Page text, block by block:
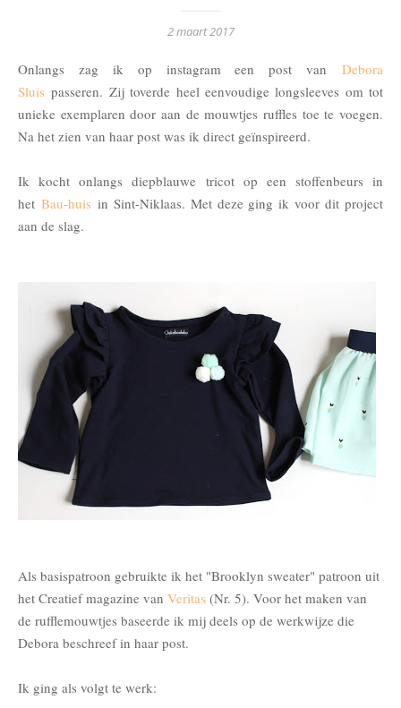
2 maart 2017
Onlangs zag ik op instagram een post van Debora
Sluis passeren. Zij toverde heel eenvoudige longsleeves om tot
unieke exemplaren door aan de mouwtjes ruffles toe te voegen.
Na het zien van haar post was ik direct geïnspireerd.
Ik kocht onlangs diepblauwe tricot op een stoffenbeurs in
het Bau-huis in Sint-Niklaas. Met deze ging ik voor dit project
aan de slag.
Als basispatroon gebruikte ik het "Brooklyn sweater" patroon uit
het Creatief magazine van Veritas (Nr. 5). Voor het maken van
de rufflemouwtjes baseerde ik mij deels op de werkwijze die
Debora beschreef in haar post.
Ik ging als volgt te werk: